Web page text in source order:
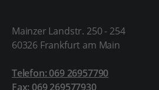
Mainzer Landstr. 250 - 254
60326 Frankfurt am Main
Telefon: 069 26957790
Fax: 069 269577930